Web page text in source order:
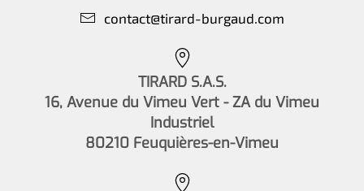
contact@tirard-burgaud.com
TIRARD S.A.S.
16, Avenue du Vimeu Vert - ZA du Vimeu
Industriel
80210 Feuquières-en-Vimeu